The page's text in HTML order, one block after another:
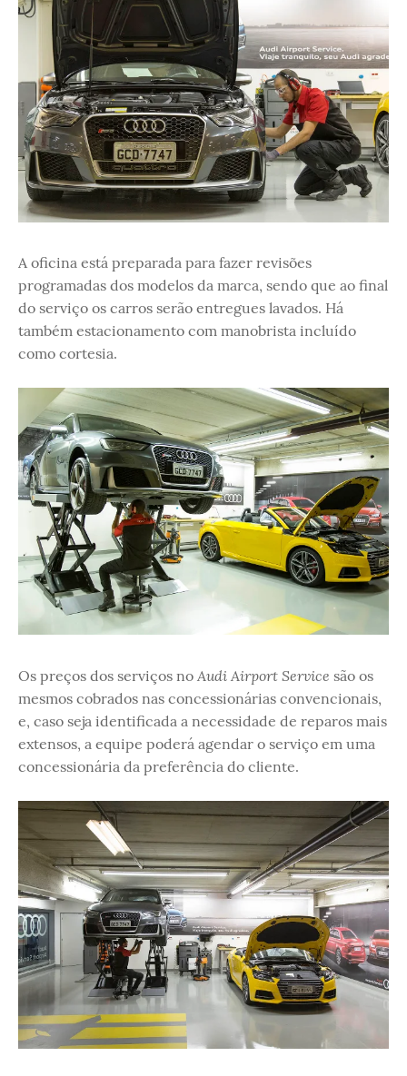
A oficina está preparada para fazer revisões
programadas dos modelos da marca, sendo que ao final
do serviço os carros serão entregues lavados. Há
também estacionamento com manobrista incluído
como cortesia.
Os preços dos serviços no Audi Airport Service são os
mesmos cobrados nas concessionárias convencionais,
e, caso seja identificada a necessidade de reparos mais
extensos, a equipe poderá agendar o serviço em uma
concessionária da preferência do cliente.